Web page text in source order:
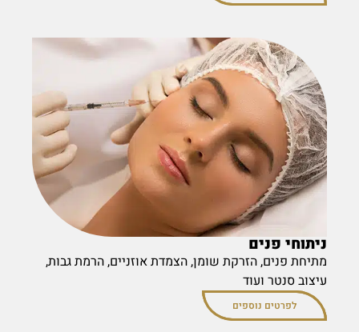
ניתוחי פנים
מתיחת פנים, הזרקת שומן, הצמדת אוזניים, הרמת גבות,
עיצוב סנטר ועוד
לפרטים נוספים